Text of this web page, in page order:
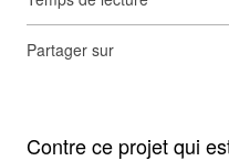
Partager sur
Contre ce projet qui